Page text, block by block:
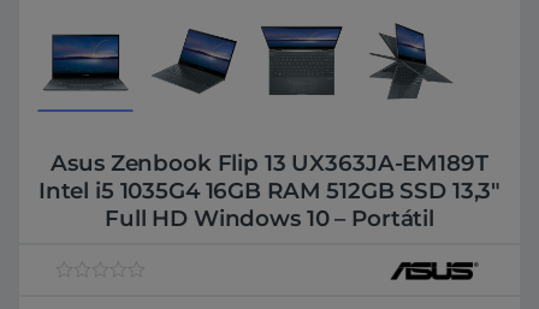
Asus Zenbook Flip 13 UX363JA-EM189T
Intel i5 1035G4 16GB RAM 512GB SSD 13,3″
Full HD Windows 10 – Portátil